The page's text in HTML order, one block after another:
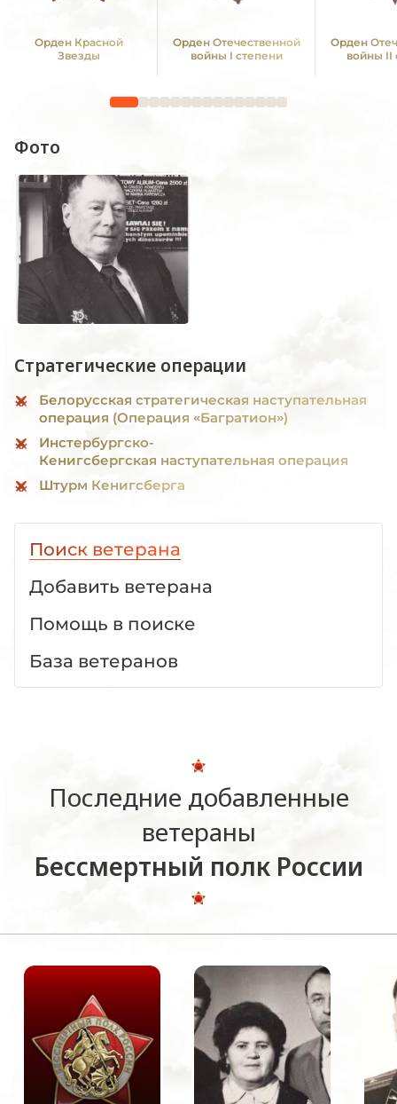
Орден Красной
Звезды
Орден Отечественной
войны I степени
Орден
войны II
Фото
Стратегические операции
Белорусская стратегическая наступательная
операция (Операция «Багратион»)
Инстербургско-
Кенигсбергская наступательная операция
Штурм Кенигсберга
Поиск ветерана
Добавить ветерана
Помощь в поиске
База ветеранов
Последние добавленные
ветераны
Бессмертный полк России